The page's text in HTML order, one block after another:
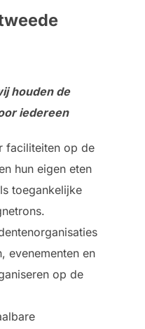
houden de
iedereen
faciliteiten op de
hun eigen eten
toegankelijke
evenementen en
op de